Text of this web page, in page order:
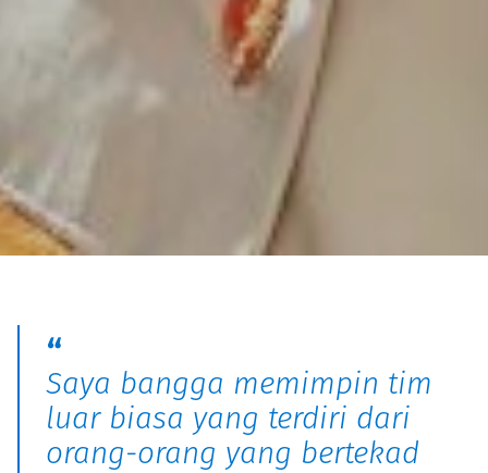
Saya bangga memimpin tim
luar biasa yang terdiri dari
orang-orang yang bertekad